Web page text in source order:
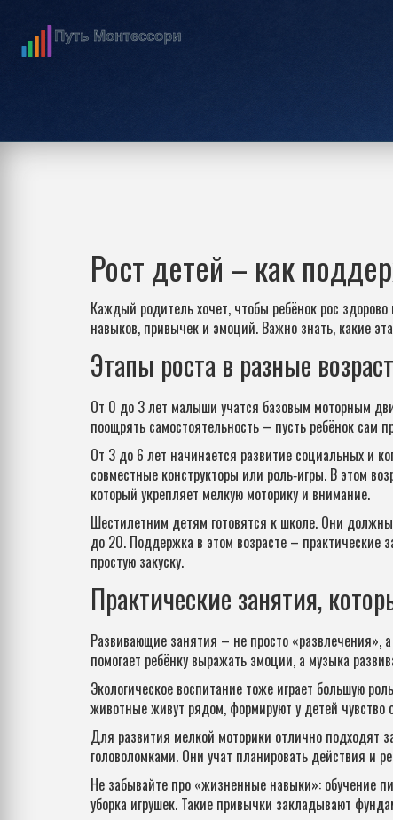
Рост детей – как
Каждый родитель хочет, чтобы ребёнок рос
навыков, привычек и эмоций. Важно знать, какие
Этапы роста в разные
От 0 до 3 лет малыши учатся базовым моторным
поощрять самостоятельность – пусть ребёнок сам
От 3 до 6 лет начинается развитие социальных и
совместные конструкторы или роль‑игры. В этом
который укрепляет мелкую моторику и внимание.
Шестилетним детям готовятся к школе. Они должны
до 20. Поддержка в этом возрасте – практические
простую закуску.
Практические занятия,
Развивающие занятия – не просто
помогает ребёнку выражать эмоции, а музыка
Экологическое воспитание тоже играет большую
животные живут рядом, формируют у детей чувство
Для развития мелкой моторики отлично подходят
головоломками. Они учат планировать действия и
Не забывайте про «жизненные навыки»: обучение
уборка игрушек. Такие привычки закладывают